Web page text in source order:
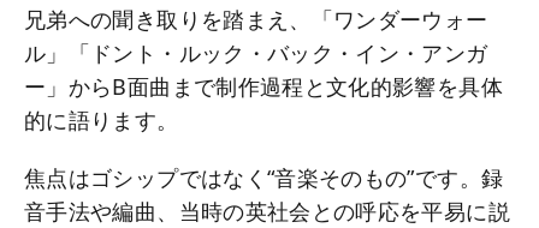
兄弟への聞き取りを踏まえ、「ワンダーウォー
ル」「ドント・ルック・バック・イン・アンガ
ー」からB面曲まで制作過程と文化的影響を具体
的に語ります。
焦点はゴシップではなく“音楽そのもの”です。録
音手法や編曲、当時の英社会との呼応を平易に説